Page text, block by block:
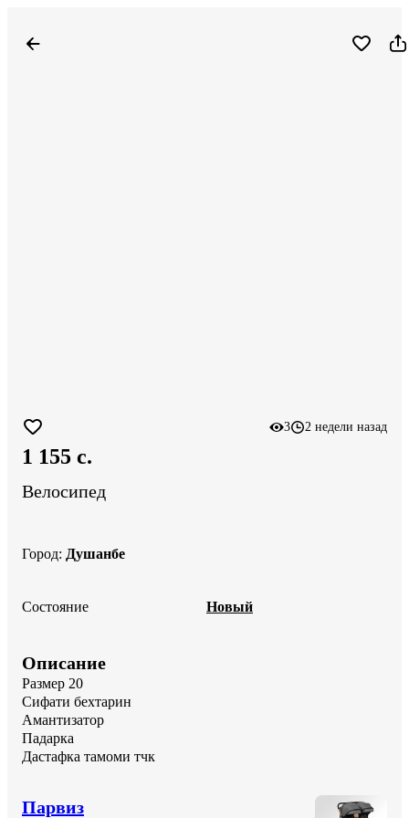
3 2 недели назад
1 155 c.
Велосипед
Город: Душанбе
Состояние Новый
Описание
Размер 20
Сифати бехтарин
Амантизатор
Падарка
Дастафка тамоми тчк
Парвиз